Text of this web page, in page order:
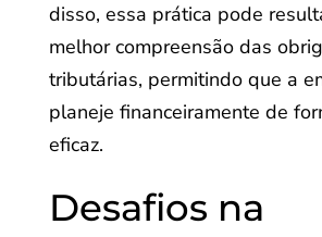
disso, essa prática pode
melhor compreensão das
tributárias, permitindo que a
planeje financeiramente de
eficaz.
Desafios na